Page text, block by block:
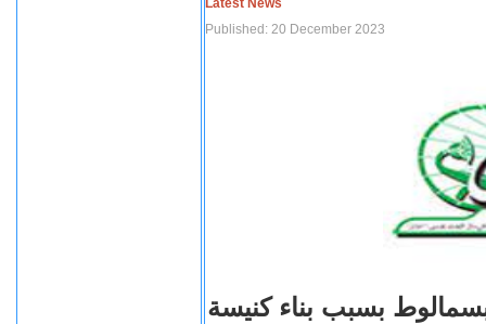
Latest News
Published: 20 December 2023
بسبب بناء كنيسة